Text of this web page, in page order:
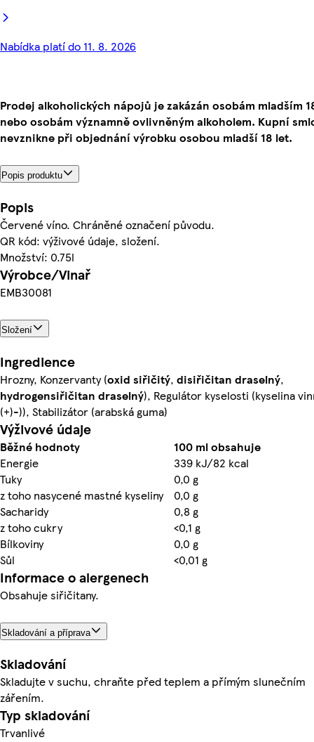
Nabídka platí do 11. 8. 2026
Prodej alkoholických nápojů je zakázán osobám mladším
nebo osobám významně ovlivněným alkoholem. Kupní
nevznikne při objednání výrobku osobou mladší 18 let.
Popis produktu
Popis
Červené víno. Chráněné označení původu.
QR kód: výživové údaje, složení.
Množství: 0.75l
Výrobce/Vinař
EMB30081
Složení
Ingredience
Hrozny, Konzervanty (oxid siřičitý, disiřičitan draselný,
hydrogensiřičitan draselný), Regulátor kyselosti (kyselina
(+)-)), Stabilizátor (arabská guma)
Výživové údaje
Běžné hodnoty
100 ml obsahuje
Energie
339 kJ/82 kcal
Tuky
0,0 g
z toho nasycené mastné kyseliny
0,0 g
Sacharidy
0,8 g
z toho cukry
<0,1 g
Bílkoviny
0,0 g
Sůl
<0,01 g
Informace o alergenech
Obsahuje siřičitany.
Skladování a příprava
Skladování
Skladujte v suchu, chraňte před teplem a přímým slunečním
zářením.
Typ skladování
Trvanlivé